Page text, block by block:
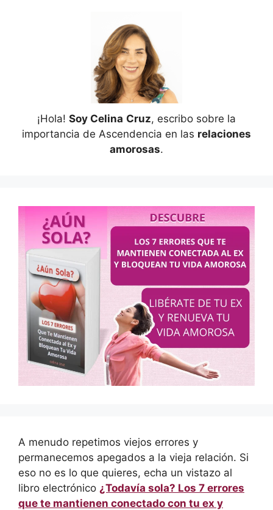
¡Hola! Soy Celina Cruz, escribo sobre la
importancia de Ascendencia en las relaciones
amorosas.
A menudo repetimos viejos errores y
permanecemos apegados a la vieja relación. Si
eso no es lo que quieres, echa un vistazo al
libro electrónico ¿Todavía sola? Los 7 errores
que te mantienen conectado con tu ex y